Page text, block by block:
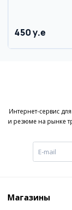
450 y.e
Интернет-сервис
и резюме на рынке
Магазины